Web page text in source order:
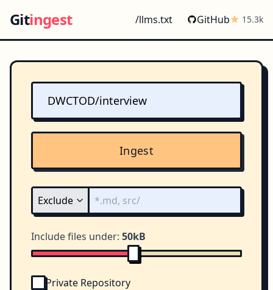
Gitingest /llms.txt GitHub 15.3k
Ingest
Include files under: 50kB
Private Repository